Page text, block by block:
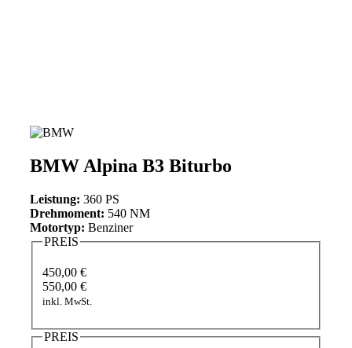
BMW Alpina B3 Biturbo
Leistung: 360 PS
Drehmoment: 540 NM
Motortyp: Benziner
PREIS
450,00 €
550,00 €
inkl. MwSt.
PREIS